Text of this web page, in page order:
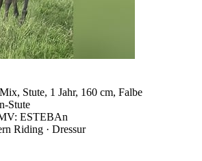
Stute, 1 Jahr, 160 cm, Falbe
Stute
ESTEBAn
Riding · Dressur